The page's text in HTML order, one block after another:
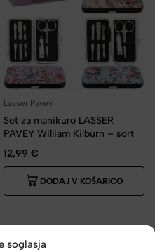
soglasja
Lasser Pavey
Set za manikuro LASSER
PAVEY William Kilburn – sort
12,99 €
DODAJ V KOŠARICO